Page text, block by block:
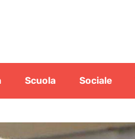
Scuola Sociale